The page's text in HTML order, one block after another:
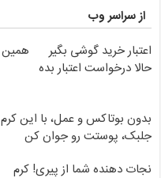
از سراسر وب
اعتبار خرید گوشی بگیر
همین
حالا درخواست اعتبار بده
بدون بوتاکس و عمل، با این کرم
جلبک، پوستت رو جوان کن
نجات دهنده شما از پیری! کرم